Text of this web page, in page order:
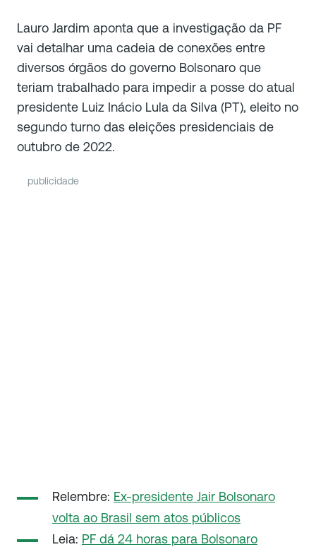
Lauro Jardim aponta que a investigação da PF
vai detalhar uma cadeia de conexões entre
diversos órgãos do governo Bolsonaro que
teriam trabalhado para impedir a posse do atual
presidente Luiz Inácio Lula da Silva (PT), eleito no
segundo turno das eleições presidenciais de
outubro de 2022.
publicidade
Relembre: Ex-presidente Jair Bolsonaro
volta ao Brasil sem atos públicos
Leia: PF dá 24 horas para Bolsonaro